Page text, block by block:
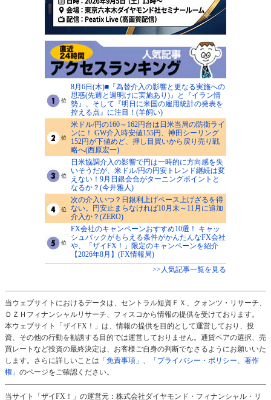
8月6日(木)■『為替介入の影響と更なる実施への
思惑(先週と週明けに実施あり)』と『イラン情
勢』、そして『明日に米国の雇用統計の発表を
控える点』に注目！(羊飼い)
米ドル/円の160～162円台は日米当局の防衛ライ
ンに！ GW介入時安値155円、神田シーリング
152円が下値めど、押し目買いから戻り売り戦
略へ(西原宏一)
日米協調介入の影響で円は一時的に方向感を失
いそうだが、米ドル/円の円安トレンド継続は変
えない！9月日銀会合がターニングポイントと
なるか？(今井雅人)
次の介入いつ？日銀利上げペース上げざるを得
ない。円安止まらなければ10月末～11月に追加
介入か？(ZERO)
FX会社のキャンペーンおすすめ10選！ キャッ
シュバックがもらえる条件がかんたんなFX会社
や、「ザイFX！」限定のキャンペーンを紹介
【2026年8月】(FX情報局)
>>人気記事一覧を見る
当ウェブサイトにおけるデータは、セントラル短資ＦＸ、クォンツ・リサーチ、
ＤＺＨフィナンシャルリサーチ、フィスコから情報の提供を受けております。
本ウェブサイト「ザイFX！」は、情報の提供を目的として運営しており、投
資、その他の行動を勧誘する目的では運営しておりません。通貨ペアの選択、売
買レートなど投資の最終決定は、お客様ご自身の判断でなさるようにお願いいた
します。さらに詳しいことは 「免責事項」 、
「プライバシー・ポリシー、著作
権」 のページをご確認ください。
当サイト「ザイFX！」の運営元：株式会社ダイヤモンド・フィナンシャル・リ